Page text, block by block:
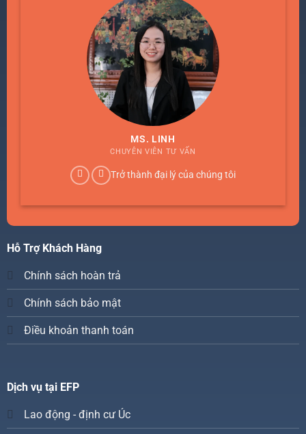
MS. LINH
CHUYÊN VIÊN TƯ VẤN
Trở thành đại lý của chúng tôi
Hỗ Trợ Khách Hàng
Chính sách hoàn trả
Chính sách bảo mật
Điều khoản thanh toán
Dịch vụ tại EFP
Lao động - định cư Úc